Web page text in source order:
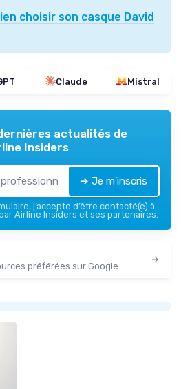
choisir son casque David
Claude Mistral
actualités de
Insiders
➔ Je m'inscris
j’accepte d’être contacté(e) à
Airline Insiders et ses partenaires.
préférées sur Google